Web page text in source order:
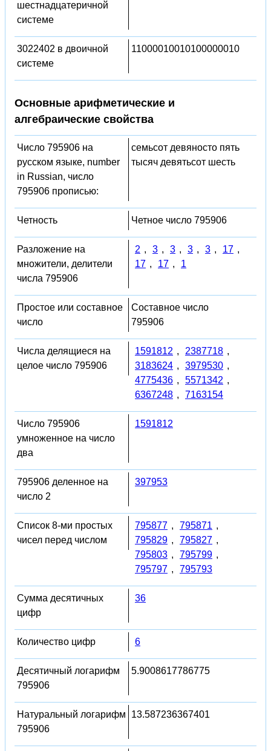
шестнадцатеричной
системе
3022402 в двоичной
системе
11000010010100000010
Основные арифметические и
алгебраические свойства
Число 795906 на
русском языке, number
in Russian, число
795906 прописью:
семьсот девяносто пять
тысяч девятьсот шесть
Четность Четное число 795906
Разложение на
множители, делители
числа 795906
2 , 3 , 3 , 3 , 3 , 17 ,
17 , 17 , 1
Простое или составное
число
Составное число
795906
Числа делящиеся на
целое число 795906
1591812 , 2387718 ,
3183624 , 3979530 ,
4775436 , 5571342 ,
6367248 , 7163154
Число 795906
умноженное на число
два
1591812
795906 деленное на
число 2
397953
Список 8-ми простых
чисел перед числом
795877 , 795871 ,
795829 , 795827 ,
795803 , 795799 ,
795797 , 795793
Сумма десятичных
цифр
36
Количество цифр 6
Десятичный логарифм
795906
5.9008617786775
Натуральный логарифм
795906
13.587236367401